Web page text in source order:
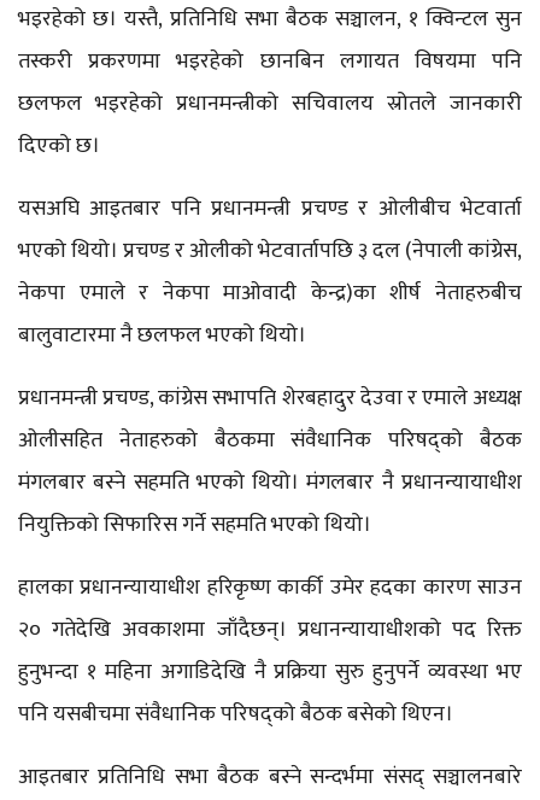
भइरहेको छ। यस्तै, प्रतिनिधि सभा बैठक सञ्चालन, १ क्विन्टल सुन
तस्करी प्रकरणमा भइरहेको छानबिन लगायत विषयमा पनि
छलफल भइरहेको प्रधानमन्त्रीको सचिवालय स्रोतले जानकारी
दिएको छ।
यसअघि आइतबार पनि प्रधानमन्त्री प्रचण्ड र ओलीबीच भेटवार्ता
भएको थियो। प्रचण्ड र ओलीको भेटवार्तापछि ३ दल (नेपाली कांग्रेस,
नेकपा एमाले र नेकपा माओवादी केन्द्र)का शीर्ष नेताहरुबीच
बालुवाटारमा नै छलफल भएको थियो।
प्रधानमन्त्री प्रचण्ड, कांग्रेस सभापति शेरबहादुर देउवा र एमाले अध्यक्ष
ओलीसहित नेताहरुको बैठकमा संवैधानिक परिषद्‌को बैठक
मंगलबार बस्ने सहमति भएको थियो। मंगलबार नै प्रधानन्यायाधीश
नियुक्तिको सिफारिस गर्ने सहमति भएको थियो।
हालका प्रधानन्यायाधीश हरिकृष्ण कार्की उमेर हदका कारण साउन
२० गतेदेखि अवकाशमा जाँदैछन्। प्रधानन्यायाधीशको पद रिक्त
हुनुभन्दा १ महिना अगाडिदेखि नै प्रक्रिया सुरु हुनुपर्ने व्यवस्था भए
पनि यसबीचमा संवैधानिक परिषद्‌को बैठक बसेको थिएन।
आइतबार प्रतिनिधि सभा बैठक बस्ने सन्दर्भमा संसद् सञ्चालनबारे